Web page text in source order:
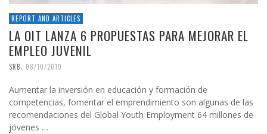
REPORT AND ARTICLES
LA OIT LANZA 6 PROPUESTAS PARA MEJORAR EL
EMPLEO JUVENIL
SRB, 08/10/2019
Aumentar la inversión en educación y formación de
competencias, fomentar el emprendimiento son algunas de las
recomendaciones del Global Youth Employment 64 millones de
jóvenes …